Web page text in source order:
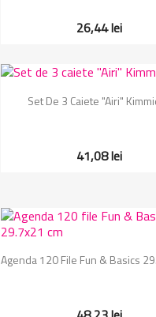
26,44 lei
 Vizualizare rapida
Set De 3 Caiete "Airi"
41,08 lei
Vizualizare rapida
Agenda 120 File Fun & Basics